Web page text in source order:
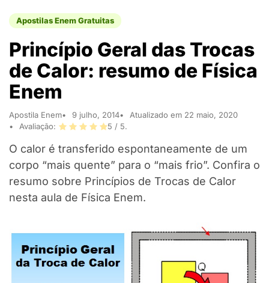
Apostilas Enem Gratuitas
Princípio Geral das Trocas
de Calor: resumo de Física
Enem
Apostila Enem 9 julho, 2014
Atualizado em 22 maio, 2020
Avaliação:
5 / 5.
O calor é transferido espontaneamente de um
corpo “mais quente” para o “mais frio”. Confira o
resumo sobre Princípios de Trocas de Calor
nesta aula de Física Enem.